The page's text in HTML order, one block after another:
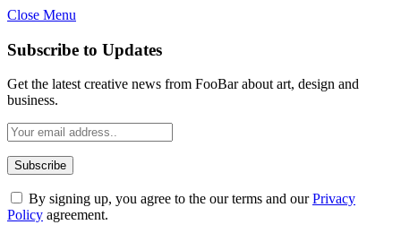
Close Menu
Subscribe to Updates
Get the latest creative news from FooBar about art, design and
business.
By signing up, you agree to the our terms and ourPrivacy
Policy agreement.